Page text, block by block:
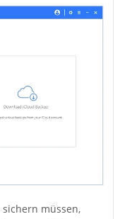
müssen,